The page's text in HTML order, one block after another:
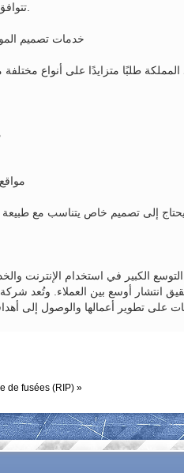
تتوافق مع متطلبات العصر الرقمي.
خدمات تصميم
الكبير في استخدام الإنترنت
انتشار أوسع بين العملاء. وتُعد
de fusées (RIP) »